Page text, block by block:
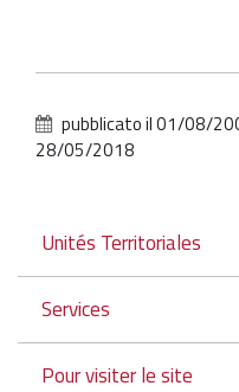
pubblicato il01/08/
28/05/2018
Navigazione
Unités Territoriales
Services
Pour visiter le site